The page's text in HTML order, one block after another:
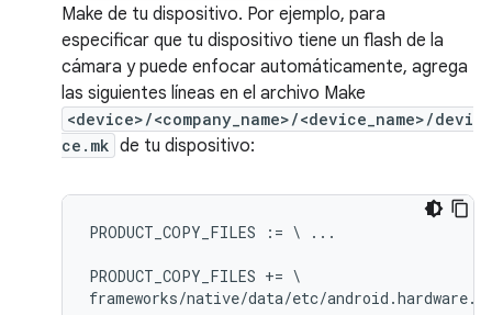
Make de tu dispositivo. Por ejemplo, para
especificar que tu dispositivo tiene un flash de la
cámara y puede enfocar automáticamente, agrega
las siguientes líneas en el archivo Make
<device>/<company_name>/<device_name>/devi
ce.mk de tu dispositivo:
PRODUCT_COPY_FILES := \ ...
PRODUCT_COPY_FILES += \